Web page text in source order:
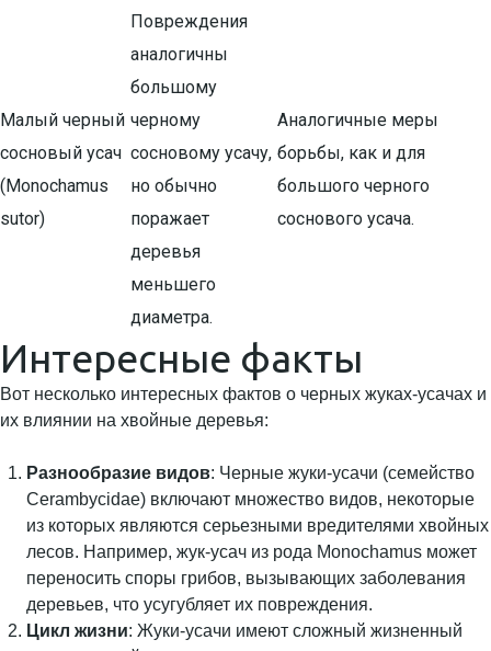
Малый черный
сосновый усач
(Monochamus
sutor)
Повреждения
аналогичны
большому
черному
сосновому усачу,
но обычно
поражает
деревья
меньшего
диаметра.
Аналогичные меры
борьбы, как и для
большого черного
соснового усача.
Интересные факты
Вот несколько интересных фактов о черных жуках-усачах и
их влиянии на хвойные деревья:
Разнообразие видов: Черные жуки-усачи (семейство
Cerambycidae) включают множество видов, некоторые
из которых являются серьезными вредителями хвойных
лесов. Например, жук-усач из рода Monochamus может
переносить споры грибов, вызывающих заболевания
деревьев, что усугубляет их повреждения.
Цикл жизни: Жуки-усачи имеют сложный жизненный